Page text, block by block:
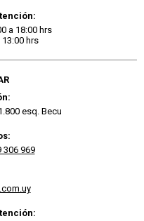
a 18:00 hrs
hrs
esq. Becu
306 969